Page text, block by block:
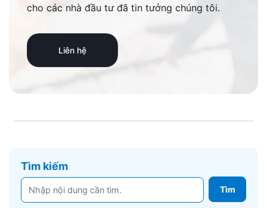
cho các nhà đầu tư đã tin tưởng chúng tôi.
Liên hệ
Tìm kiếm